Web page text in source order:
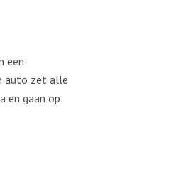
een
auto zet alle
en gaan op